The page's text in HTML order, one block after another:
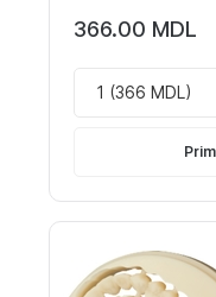
366.00 MDL
1 (366 MDL)